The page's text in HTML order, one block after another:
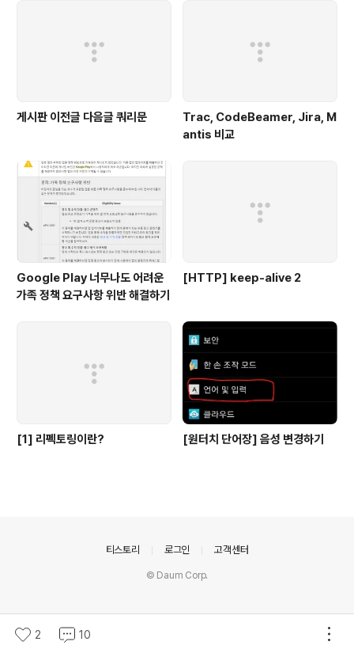
게시판 이전글 다음글 쿼리문
Trac, CodeBeamer, Jira, M
antis 비교
Google Play 너무나도 어려운
가족 정책 요구사항 위반 해결하기
[HTTP] keep-alive 2
[1] 리펙토링이란? [원터치 단어장] 음성 변경하기
2 10
티스토리 로그인 고객센터
© Daum Corp.